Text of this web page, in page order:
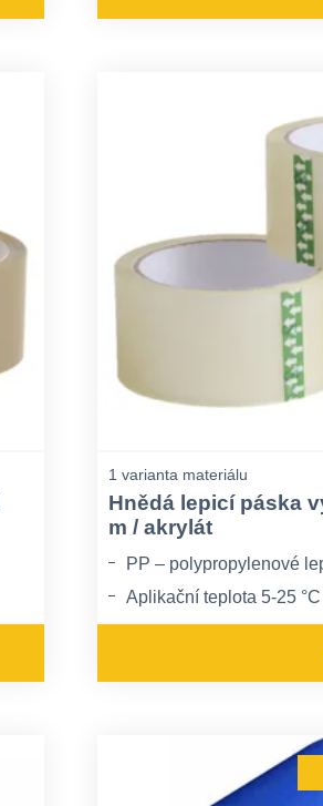
1 varianta materiálu
Hnědá lepicí páska
m / akrylát
PP – polypropylenové
Aplikační teplota 5-25 °C
Může ztrácet lepivost